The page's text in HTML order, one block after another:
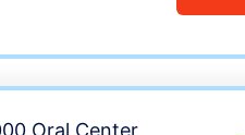
Oral Center